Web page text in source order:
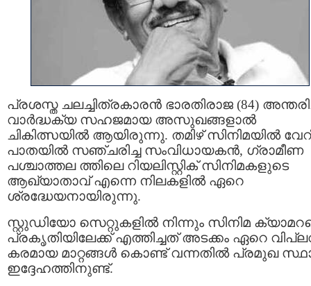
പ്രശസ്ത ചലച്ചിത്രകാരൻ ഭാരതിരാജ (84)
വാർദ്ധക്യ സഹജമായ അസുഖങ്ങളാൽ
ചികിത്സയിൽ ആയിരുന്നു. തമിഴ് സിനിമയിൽ
പാതയിൽ സഞ്ചരിച്ച സംവിധായകൻ, ഗ്രാമീണ
പശ്ചാത്തല ത്തിലെ റിയലിസ്റ്റിക് സിനിമകളുടെ
ആഖ്യാതാവ് എന്നെ നിലകളിൽ ഏറെ
ശ്രദ്ധേയനായിരുന്നു.
സ്റ്റുഡിയോ സെറ്റുകളിൽ നിന്നും സിനിമ
പ്രകൃതിയിലേക്ക് എത്തിച്ചത് അടക്കം ഏറെ
കരമായ മാറ്റങ്ങൾ കൊണ്ട് വന്നതിൽ പ്രമുഖ
ഇദ്ദേഹത്തിനുണ്ട്.